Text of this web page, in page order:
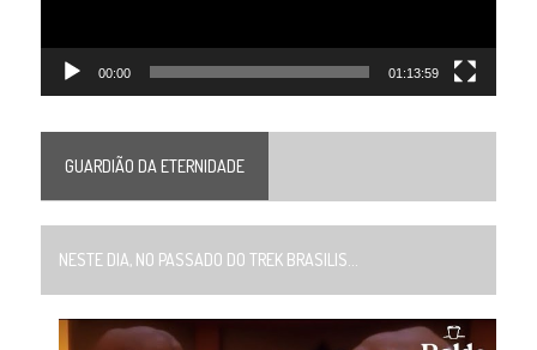
00:00 01:13:59
GUARDIÃO DA ETERNIDADE
NESTE DIA, NO PASSADO DO TREK BRASILIS...